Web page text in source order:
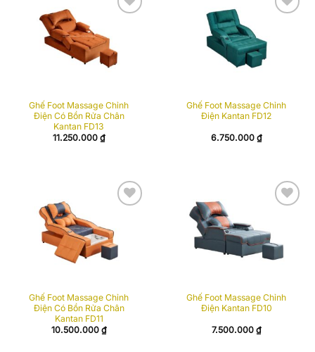
wishlist
Ghế Foot Massage Chỉnh
Điện Có Bồn Rửa Chân
Kantan FD13
11.250.000 ₫
Ghế Foot Massage Chỉnh
Điện Kantan FD12
6.750.000 ₫
wishlist
Ghế Foot Massage Chỉnh
Điện Có Bồn Rửa Chân
Kantan FD11
10.500.000 ₫
Ghế Foot Massage Chỉnh
Điện Kantan FD10
7.500.000 ₫